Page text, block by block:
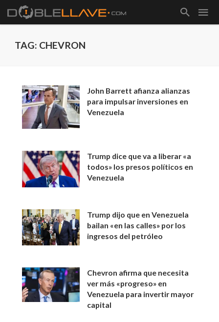
TAG: CHEVRON
John Barrett afianza alianzas
para impulsar inversiones en
Venezuela
Trump dice que va a liberar «a
todos» los presos políticos en
Venezuela
Trump dijo que en Venezuela
bailan «en las calles» por los
ingresos del petróleo
Chevron afirma que necesita
ver más «progreso» en
Venezuela para invertir mayor
capital